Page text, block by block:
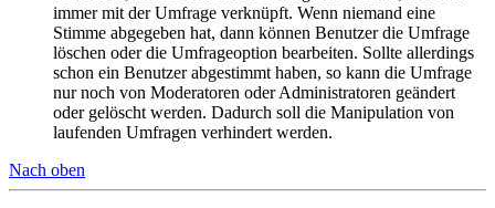
immer mit der Umfrage verknüpft. Wenn niemand eine
Stimme abgegeben hat, dann können Benutzer die Umfrage
löschen oder die Umfrageoption bearbeiten. Sollte allerdings
schon ein Benutzer abgestimmt haben, so kann die Umfrage
nur noch von Moderatoren oder Administratoren geändert
oder gelöscht werden. Dadurch soll die Manipulation von
laufenden Umfragen verhindert werden.
Nach oben